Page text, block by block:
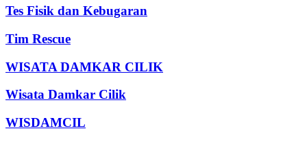
Tes Fisik dan Kebugaran
Tim Rescue
WISATA DAMKAR CILIK
Wisata Damkar Cilik
WISDAMCIL